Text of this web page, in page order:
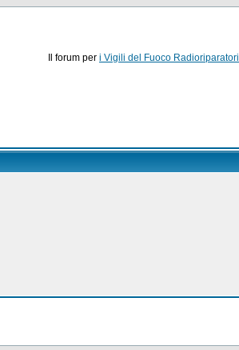
Il forum per i Vigili del Fuoco Radioriparatori